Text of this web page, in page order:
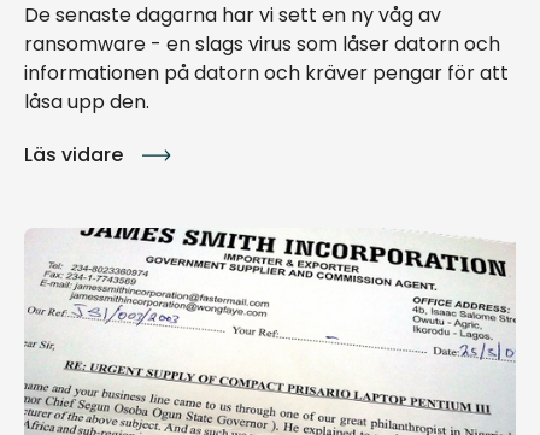
De senaste dagarna har vi sett en ny våg av
ransomware - en slags virus som låser datorn och
informationen på datorn och kräver pengar för att
låsa upp den.
Läs vidare